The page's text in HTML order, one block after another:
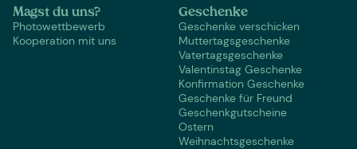
Magst du uns?
Photowettbewerb
Kooperation mit uns
Geschenke
Geschenke verschicken
Muttertagsgeschenke
Vatertagsgeschenke
Valentinstag Geschenke
Konfirmation Geschenke
Geschenke für Freund
Geschenkgutscheine
Ostern
Weihnachtsgeschenke